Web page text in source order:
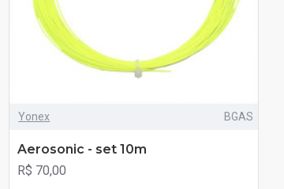
Yonex BGAS
Aerosonic - set 10m
R$ 70,00